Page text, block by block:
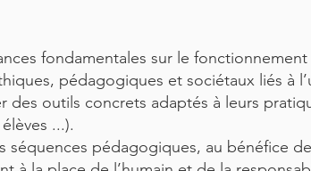
fondamentales sur le fonctionnement
pédagogiques et sociétaux liés à
des outils concrets adaptés à leurs
...).
séquences pédagogiques, au bénéfice